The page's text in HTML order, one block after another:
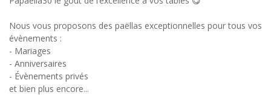
Nous vous proposons des paëllas exceptionnelles pour tous vos
évènements :
- Mariages
- Anniversaires
- Évènements privés
et bien plus encore...